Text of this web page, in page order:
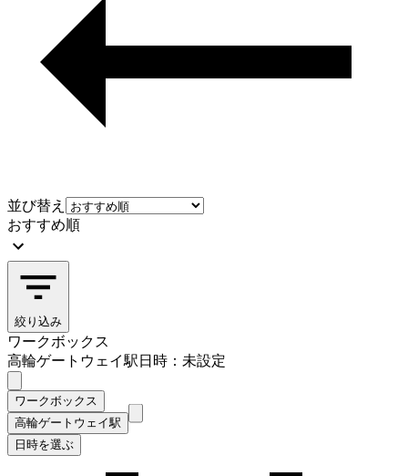
並び替え
おすすめ順
絞り込み
ワークボックス
高輪ゲートウェイ駅日時：未設定
ワークボックス
高輪ゲートウェイ駅
日時を選ぶ